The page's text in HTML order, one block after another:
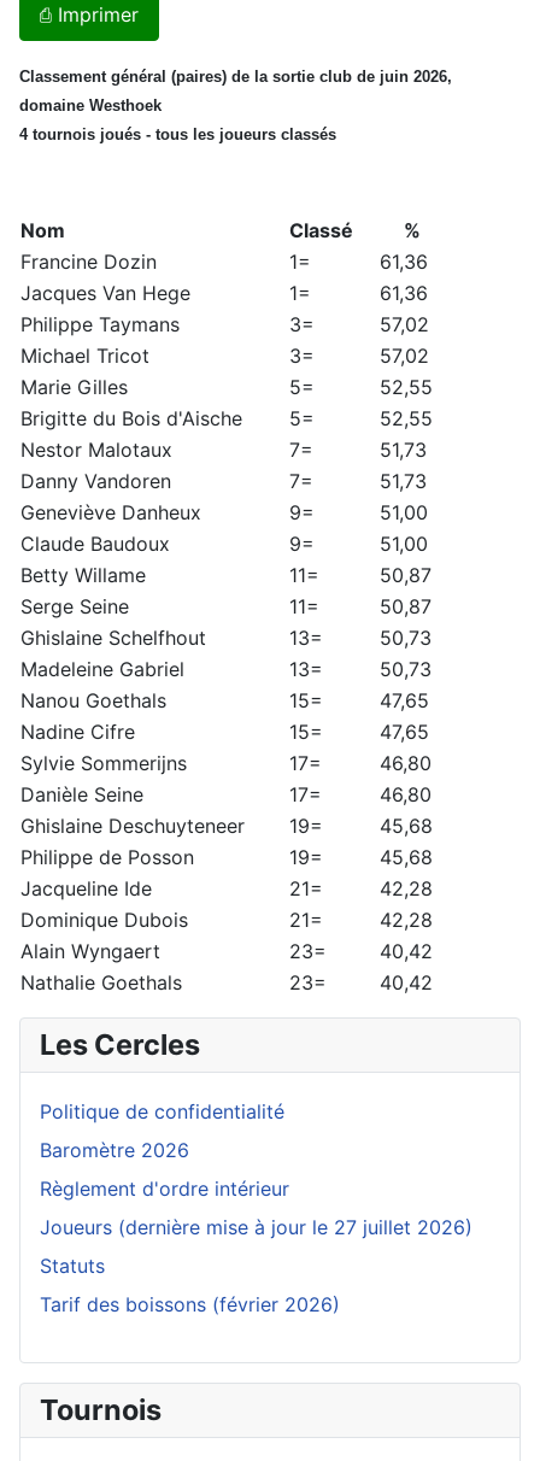
⎙ Imprimer
Classement général (paires) de la sortie club de juin 2026,
domaine Westhoek
4 tournois joués - tous les joueurs classés
Nom Classé
%
Francine Dozin
1=
61,36
Jacques Van Hege
1=
61,36
Philippe Taymans
3=
57,02
Michael Tricot
3=
57,02
Marie Gilles
5=
52,55
Brigitte du Bois d'Aische
5=
52,55
Nestor Malotaux
7=
51,73
Danny Vandoren
7=
51,73
Geneviève Danheux
9=
51,00
Claude Baudoux
9=
51,00
Betty Willame
11=
50,87
Serge Seine
11=
50,87
Ghislaine Schelfhout
13=
50,73
Madeleine Gabriel
13=
50,73
Nanou Goethals
15=
47,65
Nadine Cifre
15=
47,65
Sylvie Sommerijns
17=
46,80
Danièle Seine
17=
46,80
Ghislaine Deschuyteneer
19=
45,68
Philippe de Posson
19=
45,68
Jacqueline Ide
21=
42,28
Dominique Dubois
21=
42,28
Alain Wyngaert
23=
40,42
Nathalie Goethals
23= 40,42
Les Cercles
Politique de confidentialité
Baromètre 2026
Règlement d'ordre intérieur
Joueurs (dernière mise à jour le 27 juillet 2026)
Statuts
Tarif des boissons (février 2026)
Tournois